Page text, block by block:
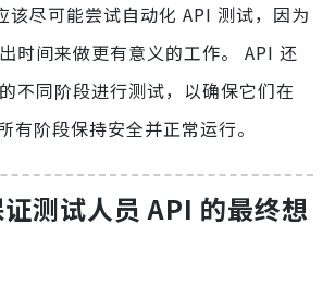
该尽可能尝试自动化 API 测试，因为
时间来做更有意义的工作。 API 还
不同阶段进行测试，以确保它们在
有阶段保持安全并正常运行。
测试人员 API 的最终想